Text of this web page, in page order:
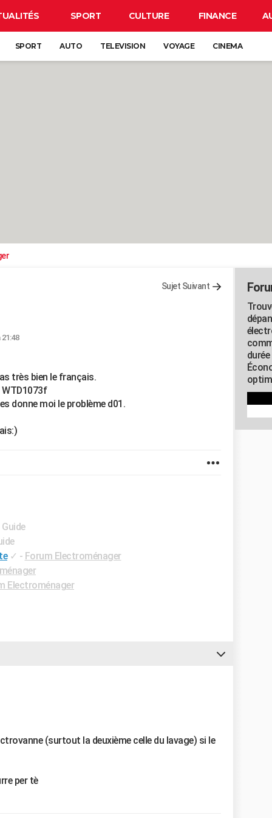
SPORT CULTURE FINANCE
SPORT AUTO TELEVISION VOYAGE CINEMA
Sujet Suivant
très bien le français.
WTD1073f
donne moi le problème d01.
✓ - Forum Electroménager
Electroménager
(surtout la deuxième celle du lavage) si le
per tè